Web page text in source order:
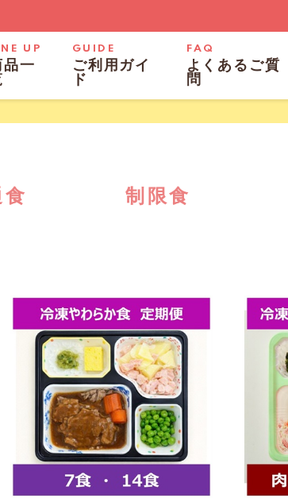
UP
品一
GUIDE
ご利用ガイ
ド
FAQ
よくあるご質
問
制限食